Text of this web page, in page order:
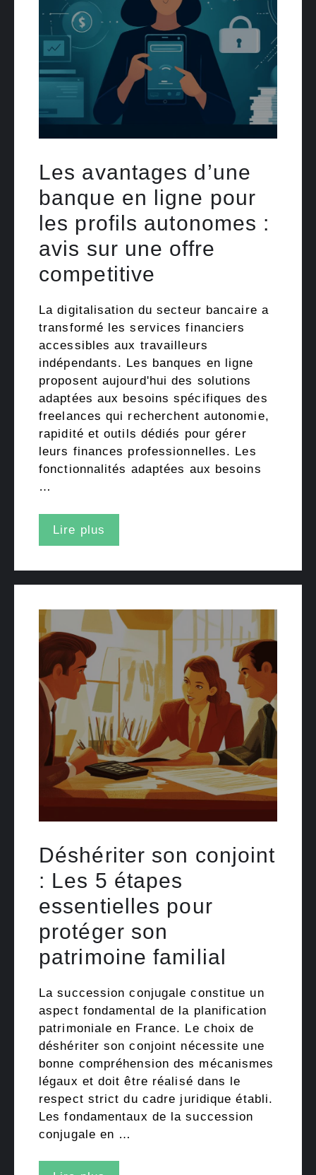
Les avantages d’une
banque en ligne pour
les profils autonomes :
avis sur une offre
competitive
La digitalisation du secteur bancaire a
transformé les services financiers
accessibles aux travailleurs
indépendants. Les banques en ligne
proposent aujourd'hui des solutions
adaptées aux besoins spécifiques des
freelances qui recherchent autonomie,
rapidité et outils dédiés pour gérer
leurs finances professionnelles. Les
fonctionnalités adaptées aux besoins
…
Lire plus
Déshériter son conjoint
: Les 5 étapes
essentielles pour
protéger son
patrimoine familial
La succession conjugale constitue un
aspect fondamental de la planification
patrimoniale en France. Le choix de
déshériter son conjoint nécessite une
bonne compréhension des mécanismes
légaux et doit être réalisé dans le
respect strict du cadre juridique établi.
Les fondamentaux de la succession
conjugale en …